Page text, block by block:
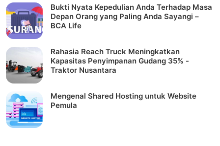
Bukti Nyata Kepedulian Anda Terhadap Masa
Depan Orang yang Paling Anda Sayangi –
BCA Life
Rahasia Reach Truck Meningkatkan
Kapasitas Penyimpanan Gudang 35% -
Traktor Nusantara
Mengenal Shared Hosting untuk Website
Pemula